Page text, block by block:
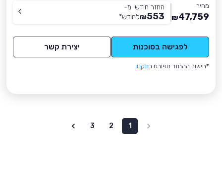
מחיר
47,759
₪
החזר חודשי מ-
553
₪לחודש*
לפגישה בסוכנות יצירת קשר
*חישוב ההחזר מפורט בתקנון
1
2
3